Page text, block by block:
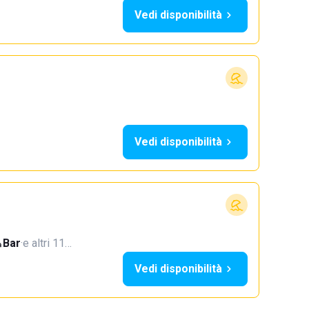
Vedi disponibilità
Vedi disponibilità
Bar·e altri 11…
Vedi disponibilità